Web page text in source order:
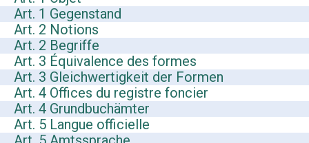
Art. 1 Gegenstand
Art. 2 Notions
Art. 2 Begriffe
Art. 3 Équivalence des formes
Art. 3 Gleichwertigkeit der Formen
Art. 4 Offices du registre foncier
Art. 4 Grundbuchämter
Art. 5 Langue officielle